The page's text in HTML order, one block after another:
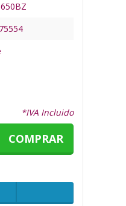
*IVA Incluido
COMPRAR